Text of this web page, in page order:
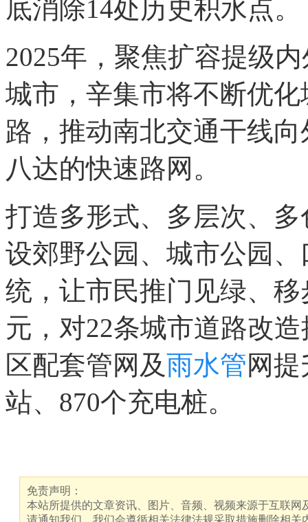
底消除14处历史积水点。
2025年，聚焦扩容提级
城市，辛集市将不断优
路，推动南北交通干线
八达的快速路网。
打造多形式、多层次、
设郊野公园、城市公园
统，让市民推门见绿、
元，对22条城市道路改
区配套管网及雨水管网
站、870个充电桩。
免责声明：
本站所提供的文章资讯、图片、音频、视频来源于互联